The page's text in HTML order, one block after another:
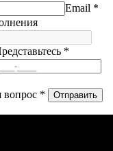
Email *
*
*